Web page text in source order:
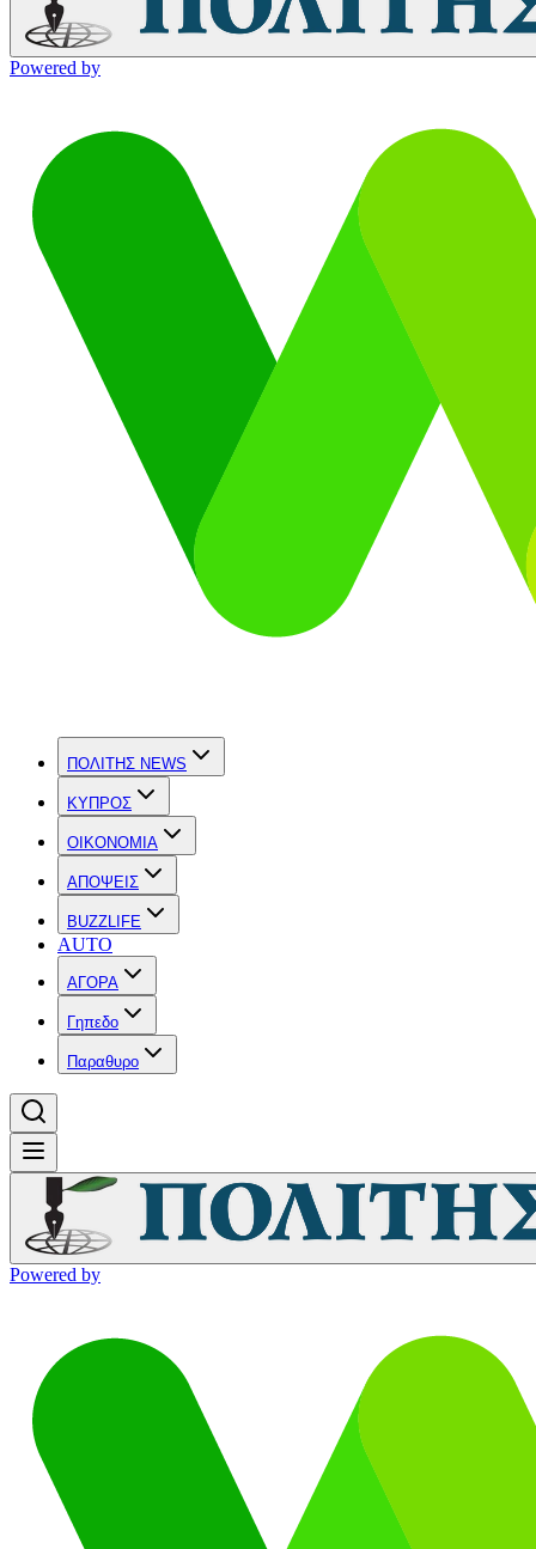
Powered by
ΠΟΛΙΤΗΣ NEWS
ΚΥΠΡΟΣ
OIKONOMIA
ΑΠΟΨΕΙΣ
BUZZLIFE
AUTO
ΑΓΟΡΑ
Γηπεδο
Παραθυρο
Powered by